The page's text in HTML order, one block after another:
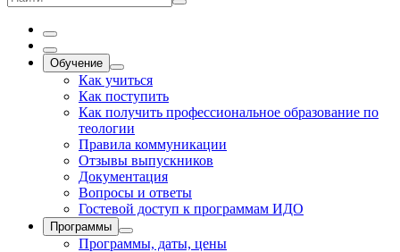
Обучение
Как учиться
Как поступить
Как получить профессиональное образование по
теологии
Правила коммуникации
Отзывы выпускников
Документация
Вопросы и ответы
Гостевой доступ к программам ИДО
Программы
Программы, даты, цены